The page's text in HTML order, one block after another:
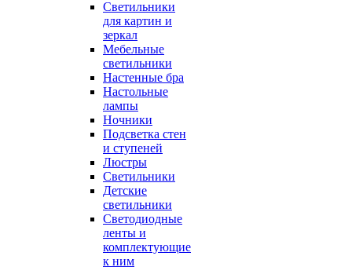
Светильники
для картин и
зеркал
Мебельные
светильники
Настенные бра
Настольные
лампы
Ночники
Подсветка стен
и ступеней
Люстры
Светильники
Детские
светильники
Светодиодные
ленты и
комплектующие
к ним